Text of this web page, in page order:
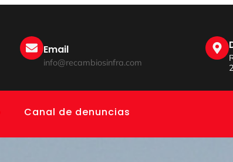
Email
info@recambiosinfra.com
Canal de denuncias